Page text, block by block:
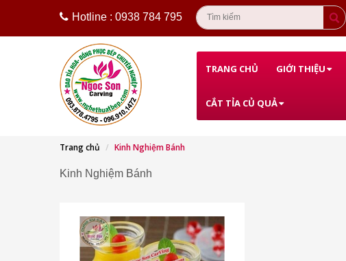
Hotline : 0938 784 795
TRANG CHỦ GIỚI THIỆU
CẮT TỈA CỦ QUẢ
Trang chủ Kinh Nghiệm Bánh
Kinh Nghiệm Bánh